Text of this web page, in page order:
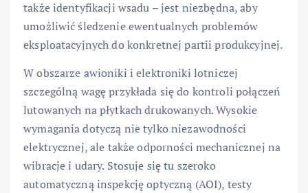
także identyfikacji wsadu – jest niezbędna, aby
umożliwić śledzenie ewentualnych problemów
eksploatacyjnych do konkretnej partii produkcyjnej.
W obszarze awioniki i elektroniki lotniczej
szczególną wagę przykłada się do kontroli połączeń
lutowanych na płytkach drukowanych. Wysokie
wymagania dotyczą nie tylko niezawodności
elektrycznej, ale także odporności mechanicznej na
wibracje i udary. Stosuje się tu szeroko
automatyczną inspekcję optyczną (AOI), testy